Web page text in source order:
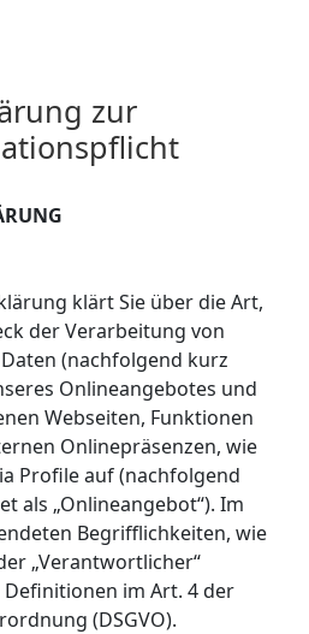
zur
klärt Sie über die Art,
der Verarbeitung von
(nachfolgend kurz
Onlineangebotes und
Webseiten, Funktionen
Onlinepräsenzen, wie
Profile auf (nachfolgend
als „Onlineangebot“). Im
Begrifflichkeiten, wie
„Verantwortlicher“
im Art. 4 der
(DSGVO).